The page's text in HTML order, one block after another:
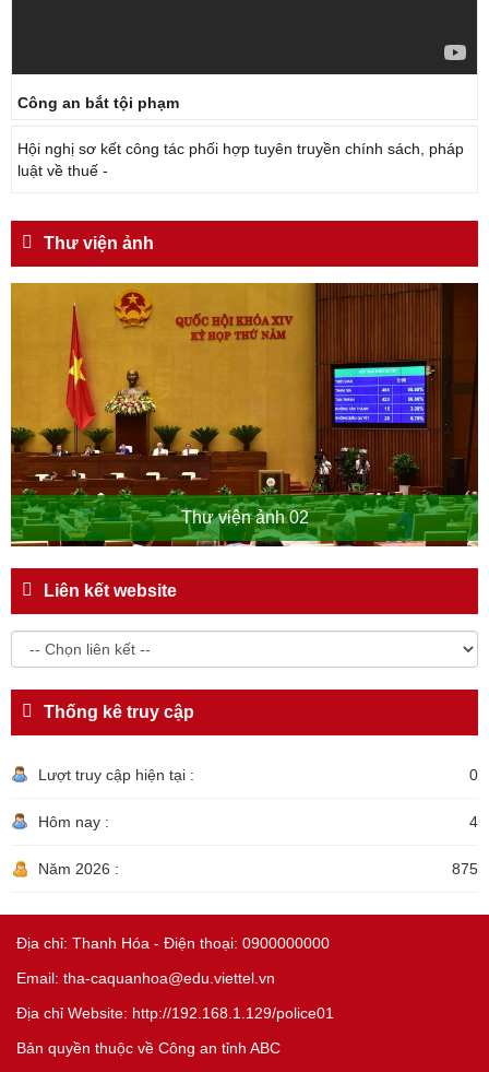
Công an bắt tội phạm
Hội nghị sơ kết công tác phối hợp tuyên truyền chính sách, pháp
luật về thuế -
Thư viện ảnh
Thư viện ảnh 02
Liên kết website
Thống kê truy cập
Lượt truy cập hiện tại : 0
Hôm nay : 4
Năm 2026 : 875
Địa chỉ: Thanh Hóa - Điện thoại: 0900000000
Email: tha-caquanhoa@edu.viettel.vn
Địa chỉ Website: http://192.168.1.129/police01
Bản quyền thuộc về Công an tỉnh ABC